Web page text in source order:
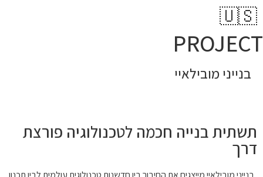
🇺🇸
PROJECT
בנייני מובילאיי
תשתית בנייה חכמה לטכנולוגיה פורצת
דרך